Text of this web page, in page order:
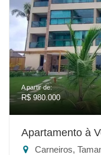
A partir de:
R$ 980.000
Apartamento à
Carneiros,